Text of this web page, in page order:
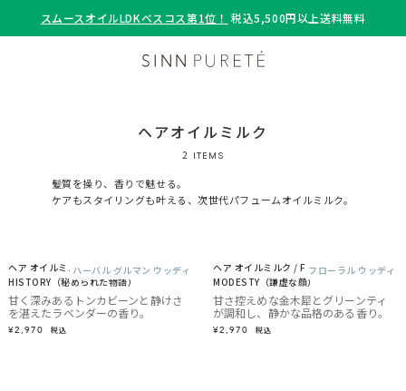
スムースオイルLDKベスコス第1位！ 税込5,500円以上送料無料
ヘアオイルミルク
2 ITEMS
髪質を操り、⾹りで魅せる。
ケアもスタイリングも叶える、次世代パフュームオイルミルク。
ハーバル グルマン ウッディ
ヘア オイルミルク / THE SECRET
HISTORY（秘められた物語）
甘く深みあるトンカビーンと静けさ
を湛えたラベンダーの香り。
¥2,970 税込
フローラル ウッディ
ヘア オイルミルク / FACE OF
MODESTY（謙虚な顔）
甘さ控えめな金木犀とグリーンティ
が調和し、静かな品格のある香り。
¥2,970 税込